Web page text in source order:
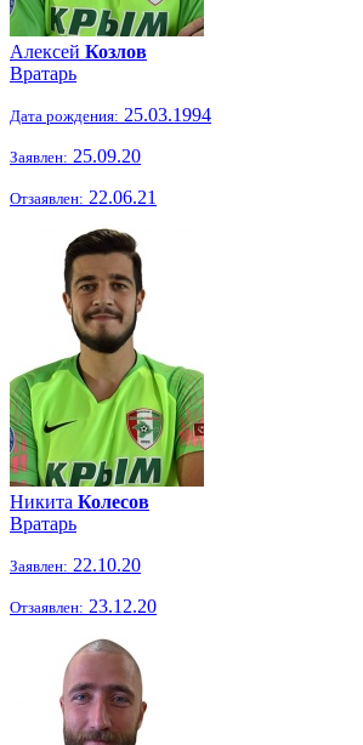
Алексей Козлов
Вратарь
Дата рождения: 25.03.1994
Заявлен: 25.09.20
Отзаявлен: 22.06.21
Никита Колесов
Вратарь
Заявлен: 22.10.20
Отзаявлен: 23.12.20